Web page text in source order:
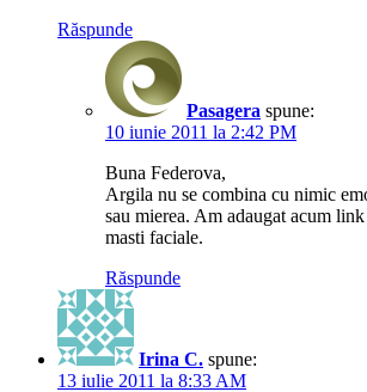
Răspunde
Pasagera spune:
10 iunie 2011 la 2:42 PM
Buna Federova,
Argila nu se combina cu nimic
sau mierea. Am adaugat acum
masti faciale.
Răspunde
Irina C. spune:
13 iulie 2011 la 8:33 AM